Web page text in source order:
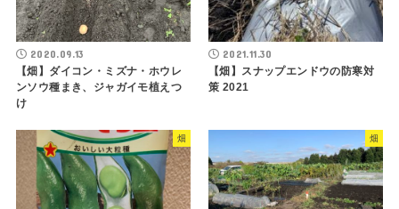
2020.09.13
【畑】ダイコン・ミズナ・ホウレ
ンソウ種まき、ジャガイモ植えつ
け
2021.11.30
【畑】スナップエンドウの防寒対
策 2021
畑 畑